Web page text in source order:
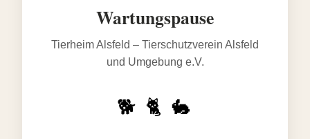
Wartungspause
Tierheim Alsfeld – Tierschutzverein Alsfeld
und Umgebung e.V.
🐕 🐈 🐇